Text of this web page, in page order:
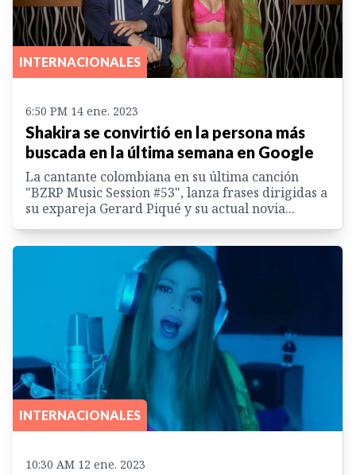
INTERNACIONALES
6:50 PM 14 ene. 2023
Shakira se convirtió en la persona más
buscada en la última semana en Google
La cantante colombiana en su última canción
"BZRP Music Session #53", lanza frases dirigidas a
su expareja Gerard Piqué y su actual novia...
INTERNACIONALES
10:30 AM 12 ene. 2023